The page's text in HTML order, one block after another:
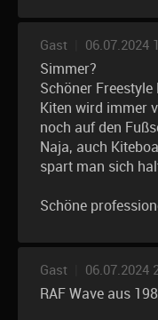
Gast 06.07.2024
Simmer?
Schöner
Kiten wird immer
noch auf den
Naja, auch
spart man sich
Schöne
Gast 06.07.2024
RAF Wave aus